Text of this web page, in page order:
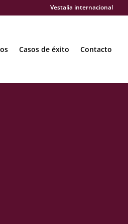
Vestalia internacional
Casos de éxito Contacto